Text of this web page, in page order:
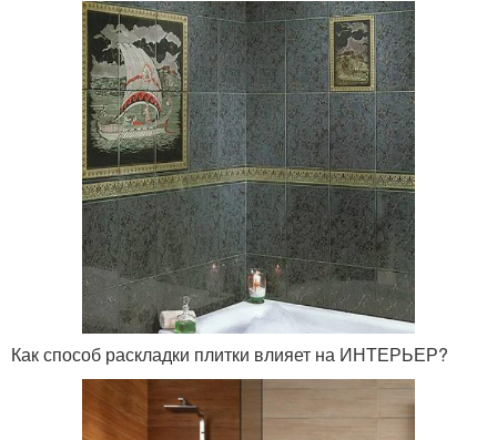
Как способ раскладки плитки влияет на ИНТЕРЬЕР?